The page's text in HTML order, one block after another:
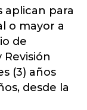
aplican para
o mayor a
de
(3) años
desde la